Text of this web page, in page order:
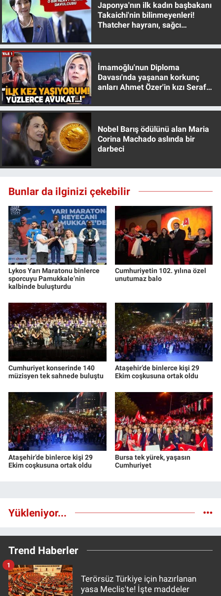
Japonya'nın ilk kadın başbakanı
Takaichi'nin bilinmeyenleri!
Thatcher hayranı, sağcı
İmamoğlu'nun Diploma
Davası'nda yaşanan korkunç
anları Ahmet Özer'in kızı Seraf
Nobel Barış ödülünü alan Maria
Corina Machado aslında bir
darbeci
Bunlar da ilginizi çekebilir
Lykos Yarı Maratonu binlerce
sporcuyu Pamukkale’nin
kalbinde buluşturdu
Cumhuriyetin 102. yılına özel
unutumaz balo
Cumhuriyet konserinde 140
müzisyen tek sahnede buluştu
Ataşehir’de binlerce kişi 29
Ekim coşkusuna ortak oldu
Ataşehir’de binlerce kişi 29
Ekim coşkusuna ortak oldu
Bursa tek yürek, yaşasın
Cumhuriyet
Yükleniyor...
Trend Haberler
Terörsüz Türkiye için hazırlanan
yasa Meclis'te! İşte maddeler
1